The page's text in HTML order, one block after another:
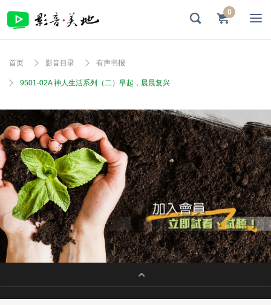
0
首页 影音目录 有声书报
9501-02A 神人生活系列（二）早起，晨晨复兴